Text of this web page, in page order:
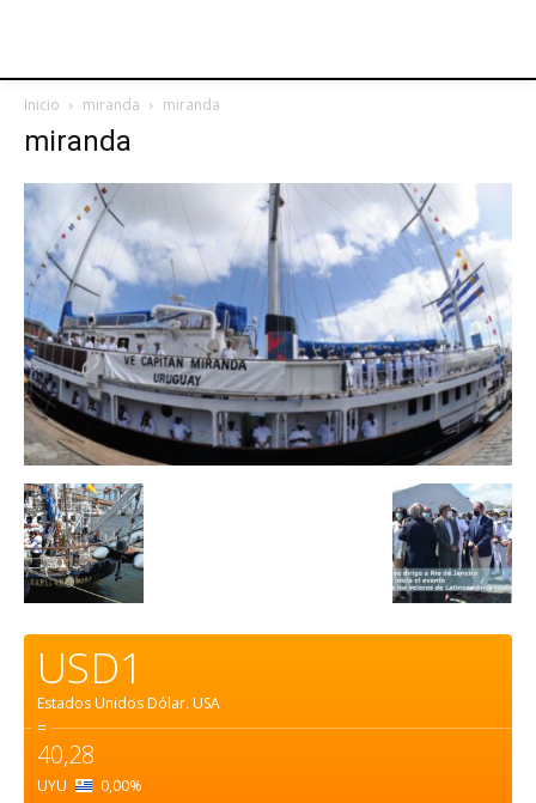
Inicio miranda miranda
miranda
USD1
Estados Unidos Dólar. USA
=
40,28
UYU 0,00%